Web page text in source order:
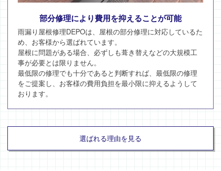
部分修理により費用を抑えることが可能
雨漏り屋根修理DEPOは、屋根の部分修理に対応しているた
め、お客様から選ばれています。
屋根に問題がある場合、必ずしも葺き替えなどの大規模工
事が必要とは限りません。
最低限の修理でも十分であると判断すれば、最低限の修理
をご提案し、お客様の費用負担を最小限に抑えるようして
おります。
選ばれる理由を見る